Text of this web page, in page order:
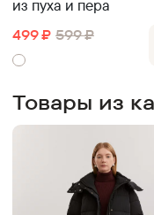
из пуха и пера
499 ₽ 599 ₽
Товары из